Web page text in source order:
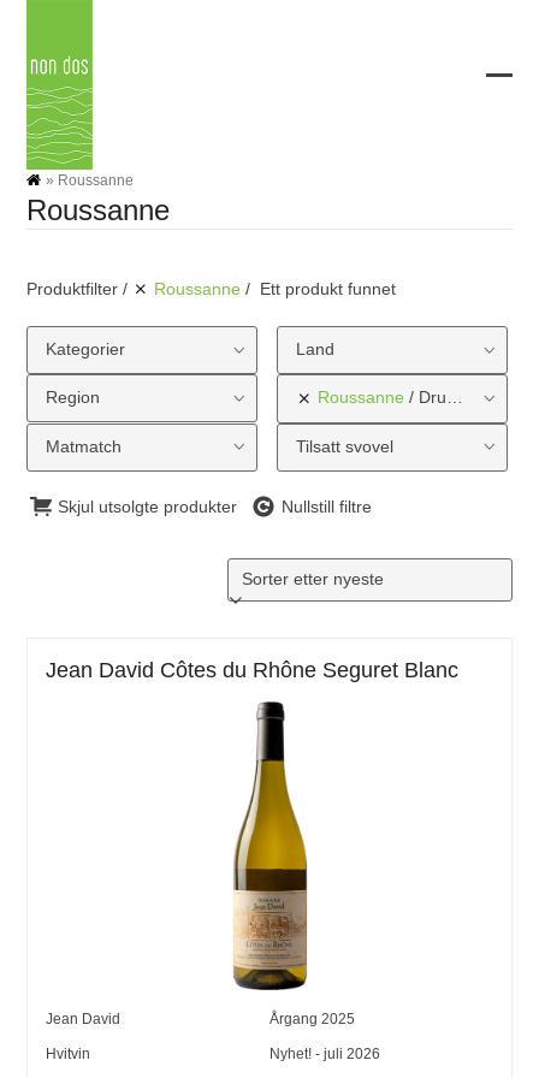
content
» Roussanne
Roussanne
Produktfilter Roussanne Ett produkt funnet
Kategorier Land
Region Roussanne Druetype
Matmatch Tilsatt svovel
Skjul utsolgte produkter Nullstill filtre
Jean David Côtes du Rhône Seguret Blanc
Jean David Årgang 2025
Hvitvin Nyhet! - juli 2026